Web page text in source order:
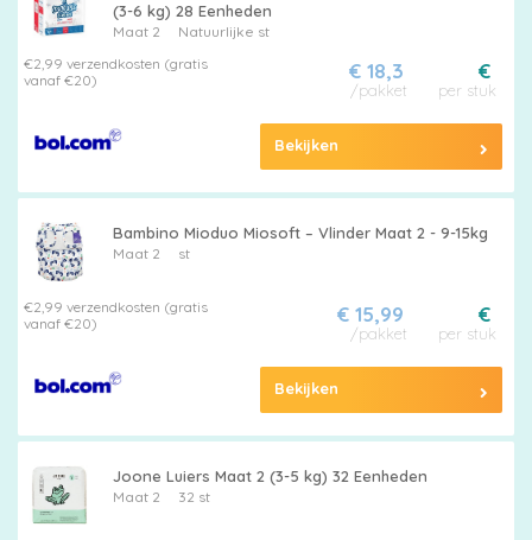
(3-6 kg) 28 Eenheden
Maat 2
Natuurlijke st
€2,99 verzendkosten (gratis
vanaf €20)
€
per stuk
€ 18,3
/pakket
Bekijken
Bambino Mioduo Miosoft – Vlinder Maat 2 - 9-15kg
Maat 2 st
€2,99 verzendkosten (gratis
vanaf €20)
€
per stuk
€ 15,99
/pakket
Bekijken
Joone Luiers Maat 2 (3-5 kg) 32 Eenheden
Maat 2 32 st